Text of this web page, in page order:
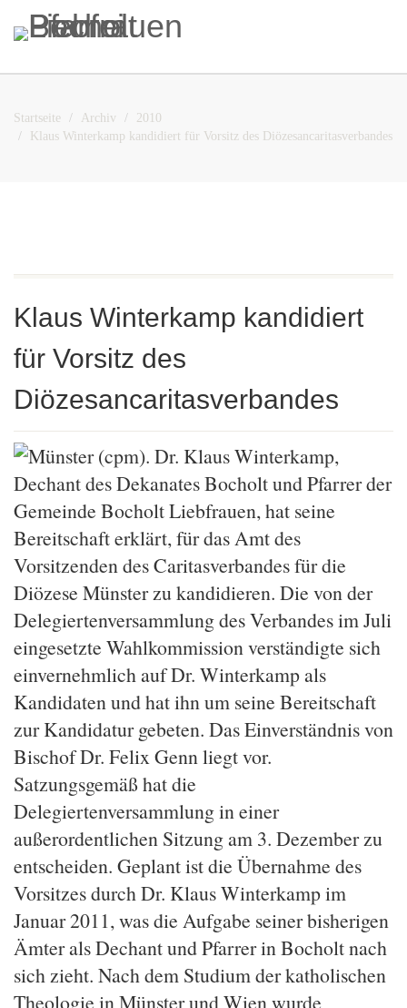
Startseite Archiv
2010
Klaus Winterkamp kandidiert für Vorsitz des Diözesancaritasverbandes
Klaus Winterkamp kandidiert
für Vorsitz des
Diözesancaritasverbandes